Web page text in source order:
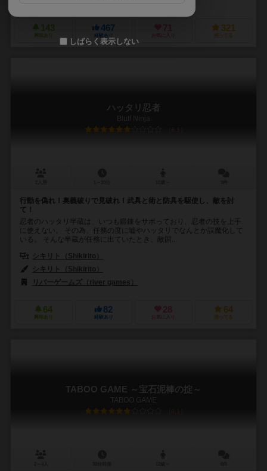
143
興味あり
467
経験あり お気に入り
321
持ってる
ハッタリ忍者
Bluff Ninja
6.1
行動を偽れ！奥義破りで見破れ！武具と術と防具を駆使し、敵を討
て！
忍者のハッタリ半蔵は、いつも鍛錬をサボっており、忍者の技を上手
に使えない。 その為、任務の度に嘘やハッタリでなんとか誤魔化して
いる。 そんな半蔵が任務に出ていたとき、敵国...
シキリト（Shikirito）
シキリト（Shikirito）
リバーゲームズ（river games）
64
興味あり
82
経験あり
28
お気に入り
64
持ってる
TABOO GAME ～宝石泥棒の掟～
TABOO GAME
6.1
しばらく表示しない